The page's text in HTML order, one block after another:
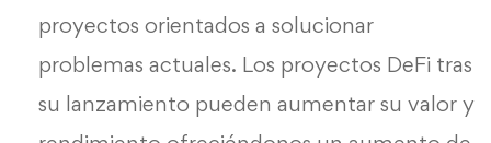
proyectos orientados a solucionar
problemas actuales. Los proyectos DeFi tras
su lanzamiento pueden aumentar su valor y